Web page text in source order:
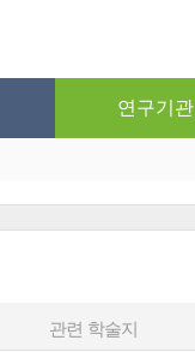
연구기관
관련 학술지